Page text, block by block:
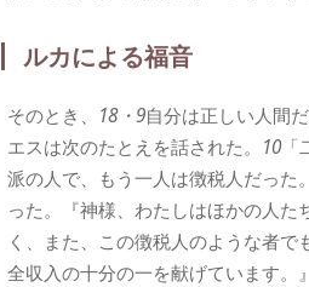
ルカによる福音
そのとき、 18・9自分は正しい人間
エスは次のたとえを話された。 10「
派の人で、もう一人は徴税人だった。
った。『神様、わたしはほかの人
く、また、この徴税人のような者で
全収入の十分の一を献げています。』